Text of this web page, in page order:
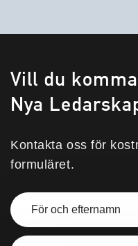
Vill du
Nya
Kontakta oss för
formuläret.